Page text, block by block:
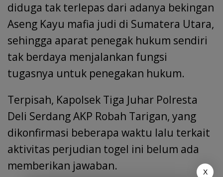
diduga tak terlepas dari adanya bekingan
Aseng Kayu mafia judi di Sumatera Utara,
sehingga aparat penegak hukum sendiri
tak berdaya menjalankan fungsi
tugasnya untuk penegakan hukum.
Terpisah, Kapolsek Tiga Juhar Polresta
Deli Serdang AKP Robah Tarigan, yang
dikonfirmasi beberapa waktu lalu terkait
aktivitas perjudian togel ini belum ada
memberikan jawaban.
X